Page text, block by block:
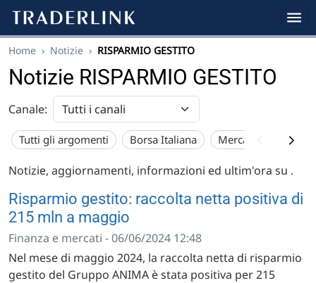
Home › Notizie › RISPARMIO GESTITO
Notizie RISPARMIO GESTITO
Canale:
Tutti gli argomenti Borsa Italiana Mercato USA
Notizie, aggiornamenti, informazioni ed ultim'ora su .
Risparmio gestito: raccolta netta positiva di
215 mln a maggio
Finanza e mercati - 06/06/2024 12:48
Nel mese di maggio 2024, la raccolta netta di risparmio
gestito del Gruppo ANIMA è stata positiva per 215